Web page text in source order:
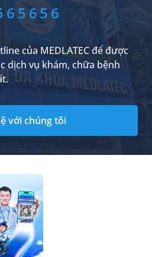
của MEDLATEC để được
dịch vụ khám, chữa bệnh
với chúng tôi